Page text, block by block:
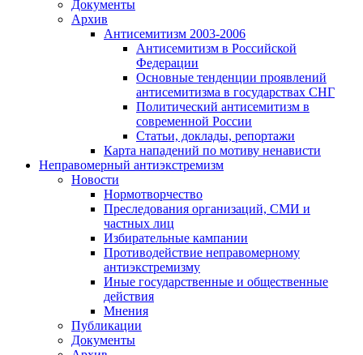
Документы
Архив
Антисемитизм 2003-2006
Антисемитизм в Российской
Федерации
Основные тенденции проявлений
антисемитизма в государствах СНГ
Политический антисемитизм в
современной России
Статьи, доклады, репортажи
Карта нападений по мотиву ненависти
Неправомерный антиэкстремизм
Новости
Нормотворчество
Преследования организаций, СМИ и
частных лиц
Избирательные кампании
Противодействие неправомерному
антиэкстремизму
Иные государственные и общественные
действия
Мнения
Публикации
Документы